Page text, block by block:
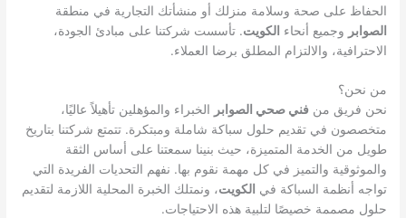
الحفاظ على صحة وسلامة منزلك أو منشأتك التجارية في منطقة
الصوابر وجميع أنحاء الكويت. تأسست شركتنا على مبادئ الجودة،
الاحترافية، والالتزام المطلق برضا العملاء.
من نحن؟
نحن فريق منفني صحي الصوابر الخبراء والمؤهلين تأهيلاً عاليًا،
متخصصون في تقديم حلول سباكة شاملة ومبتكرة. تتمتع شركتنا بتاريخ
طويل من الخدمة المتميزة، حيث بنينا سمعتنا على أساس الثقة
والموثوقية والتميز في كل مهمة نقوم بها. نفهم التحديات الفريدة التي
تواجه أنظمة السباكة في الكويت، ونمتلك الخبرة المحلية اللازمة لتقديم
حلول مصممة خصيصًا لتلبية هذه الاحتياجات.